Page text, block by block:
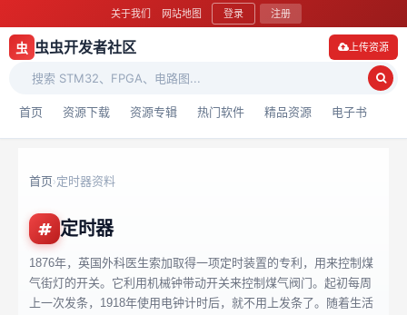
关于我们 网站地图 登录 注册
虫 虫虫开发者社区
首页 资源下载 资源专辑 热门软件 精品资源 电子书
上传资源
首页›定时器资料
定时器
1876年，英国外科医生索加取得一项定时装置的专利，用来控制煤
气街灯的开关。它利用机械钟带动开关来控制煤气阀门。起初每周
上一次发条，1918年使用电钟计时后，就不用上发条了。随着生活